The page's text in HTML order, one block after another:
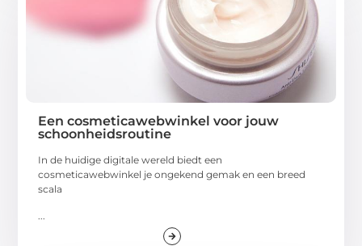
Een cosmeticawebwinkel voor jouw
schoonheidsroutine
In de huidige digitale wereld biedt een
cosmeticawebwinkel je ongekend gemak en een breed
scala